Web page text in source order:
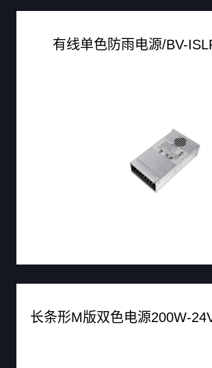
有线单色防雨电源/BV-